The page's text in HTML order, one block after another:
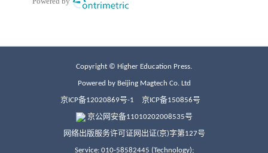
Copyright © Higher Education Press.
Powered by Beijing Magtech Co. Ltd
京ICP备12020869号-1 京ICP备150856号
京公网安备11010202008535号
网络出版服务许可证网出证(京)字第127号
Service: 010-58582445 (Technology);